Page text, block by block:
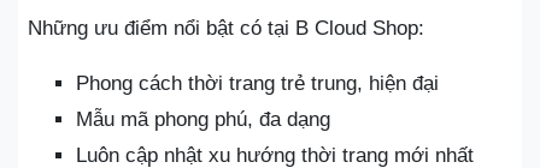
Những ưu điểm nổi bật có tại B Cloud Shop:
Phong cách thời trang trẻ trung, hiện đại
Mẫu mã phong phú, đa dạng
Luôn cập nhật xu hướng thời trang mới nhất